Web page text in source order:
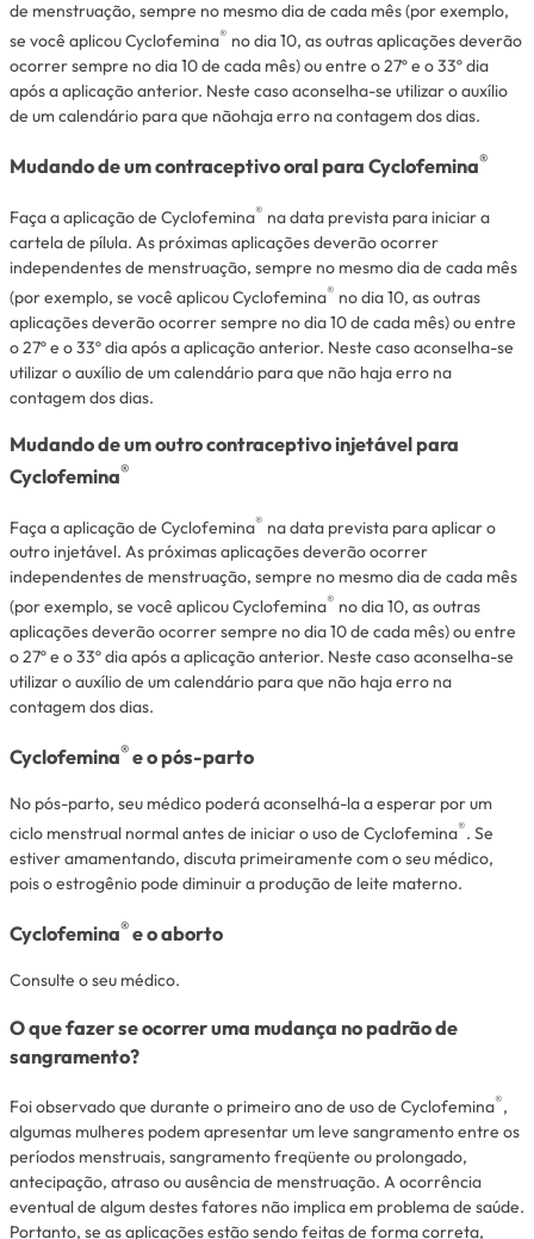
de menstruação, sempre no mesmo dia de cada mês (por exemplo,
se você aplicou Cyclofemina® no dia 10, as outras aplicações deverão
ocorrer sempre no dia 10 de cada mês) ou entre o 27º e o 33º dia
após a aplicação anterior. Neste caso aconselha-se utilizar o auxílio
de um calendário para que nãohaja erro na contagem dos dias.
Mudando de um contraceptivo oral para Cyclofemina®
Faça a aplicação de Cyclofemina® na data prevista para iniciar a
cartela de pílula. As próximas aplicações deverão ocorrer
independentes de menstruação, sempre no mesmo dia de cada mês
(por exemplo, se você aplicou Cyclofemina® no dia 10, as outras
aplicações deverão ocorrer sempre no dia 10 de cada mês) ou entre
o 27º e o 33º dia após a aplicação anterior. Neste caso aconselha-se
utilizar o auxílio de um calendário para que não haja erro na
contagem dos dias.
Mudando de um outro contraceptivo injetável para
Cyclofemina®
Faça a aplicação de Cyclofemina® na data prevista para aplicar o
outro injetável. As próximas aplicações deverão ocorrer
independentes de menstruação, sempre no mesmo dia de cada mês
(por exemplo, se você aplicou Cyclofemina® no dia 10, as outras
aplicações deverão ocorrer sempre no dia 10 de cada mês) ou entre
o 27º e o 33º dia após a aplicação anterior. Neste caso aconselha-se
utilizar o auxílio de um calendário para que não haja erro na
contagem dos dias.
Cyclofemina®e o pós-parto
No pós-parto, seu médico poderá aconselhá-la a esperar por um
ciclo menstrual normal antes de iniciar o uso de Cyclofemina®. Se
estiver amamentando, discuta primeiramente com o seu médico,
pois o estrogênio pode diminuir a produção de leite materno.
Cyclofemina®e o aborto
Consulte o seu médico.
O que fazer se ocorrer uma mudança no padrão de
sangramento?
Foi observado que durante o primeiro ano de uso de Cyclofemina®,
algumas mulheres podem apresentar um leve sangramento entre os
períodos menstruais, sangramento freqüente ou prolongado,
antecipação, atraso ou ausência de menstruação. A ocorrência
eventual de algum destes fatores não implica em problema de saúde.
Portanto, se as aplicações estão sendo feitas de forma correta,